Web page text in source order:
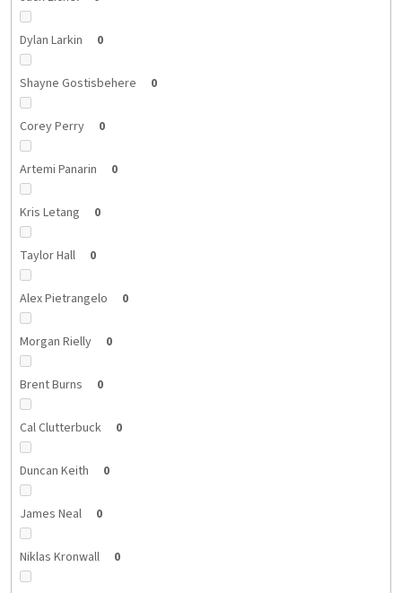
Dylan Larkin 0
Shayne Gostisbehere 0
Corey Perry 0
Artemi Panarin 0
Kris Letang 0
Taylor Hall 0
Alex Pietrangelo 0
Morgan Rielly 0
Brent Burns 0
Cal Clutterbuck 0
Duncan Keith 0
James Neal 0
Niklas Kronwall 0